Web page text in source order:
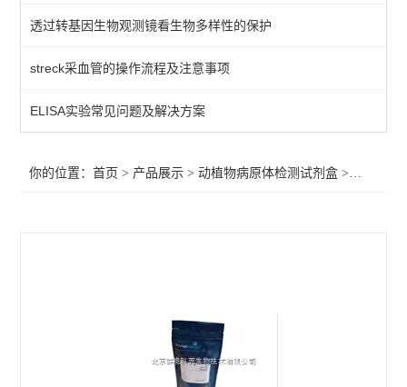
植物病原体/病原菌检测试剂
primerdesign水源致病菌检测试剂盒
primerdesign病原体检测试剂试剂盒
primerdesign羊病原体检测试剂盒
透过转基因生物观测镜看生物多样性的保护
streck采血管的操作流程及注意事项
ELISA实验常见问题及解决方案
你的位置：首页 > 产品展示 >动植物病原体检测试剂盒 >